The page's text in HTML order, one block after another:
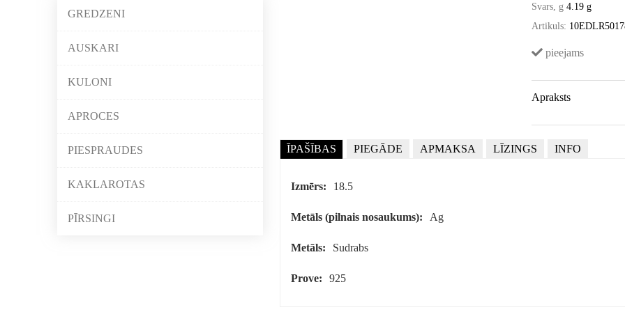
GREDZENI
AUSKARI
KULONI
APROCES
PIESPRAUDES
KAKLAROTAS
PĪRSINGI
Svars, g 4.19 g
Artikuls:
pieejams
Apraksts
ĪPAŠĪBAS PIEGĀDE APMAKSA LĪZINGS INFO
Izmērs: 18.5
Metāls (pilnais nosaukums): Ag
Metāls: Sudrabs
Prove: 925